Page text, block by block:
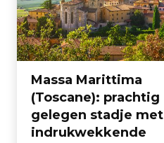
Massa Marittima
(Toscane): prachtig
gelegen stadje met
indrukwekkende